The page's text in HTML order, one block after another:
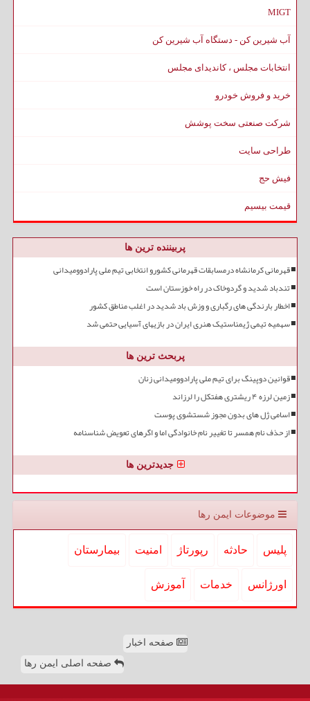
MIGT
آب شیرین کن - دستگاه آب شیرین کن
انتخابات مجلس ، کاندیدای مجلس
خرید و فروش خودرو
شرکت صنعتی سخت پوشش
طراحی سایت
فیش حج
قیمت بیسیم
پربیننده ترین ها
قهرمانی کرمانشاه درمسابقات قهرمانی کشورو انتخابی تیم ملی پارادوومیدانی
تندباد شدید و گردوخاک در راه خوزستان است
اخطار بارندگی های رگباری و وزش باد شدید در اغلب مناطق کشور
سهمیه تیمی ژیمناستیک هنری ایران در بازیهای آسیایی حتمی شد
پربحث ترین ها
قوانین دوپینگ برای تیم ملی پارادوومیدانی زنان
زمین لرزه ۴ ریشتری هفتکل را لرزاند
اسامی ژل های بدون مجوز شستشوی پوست
از حذف نام همسر تا تغییر نام خانوادگی اما و اگرهای تعویض شناسنامه
جدیدترین ها
موضوعات ایمن رها
پلیس حادثه رپورتاژ امنیت بیمارستان
اورژانس خدمات آموزش
صفحه اخبار
صفحه اصلی ایمن رها